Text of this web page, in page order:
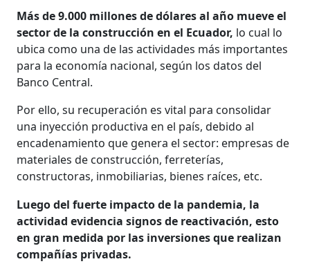
Más de 9.000 millones de dólares al año mueve el
sector de la construcción en el Ecuador, lo cual lo
ubica como una de las actividades más importantes
para la economía nacional, según los datos del
Banco Central.
Por ello, su recuperación es vital para consolidar
una inyección productiva en el país, debido al
encadenamiento que genera el sector: empresas de
materiales de construcción, ferreterías,
constructoras, inmobiliarias, bienes raíces, etc.
Luego del fuerte impacto de la pandemia, la
actividad evidencia signos de reactivación, esto
en gran medida por las inversiones que realizan
compañías privadas.